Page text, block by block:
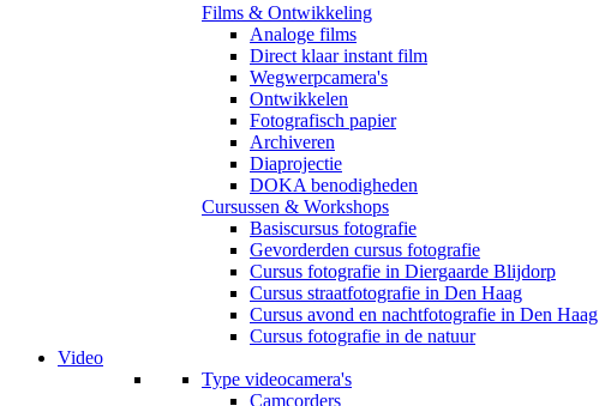
Films & Ontwikkeling
Analoge films
Direct klaar instant film
Wegwerpcamera's
Ontwikkelen
Fotografisch papier
Archiveren
Diaprojectie
DOKA benodigheden
Cursussen & Workshops
Basiscursus fotografie
Gevorderden cursus fotografie
Cursus fotografie in Diergaarde Blijdorp
Cursus straatfotografie in Den Haag
Cursus avond en nachtfotografie in Den Haag
Cursus fotografie in de natuur
Video
Type videocamera's
Camcorders